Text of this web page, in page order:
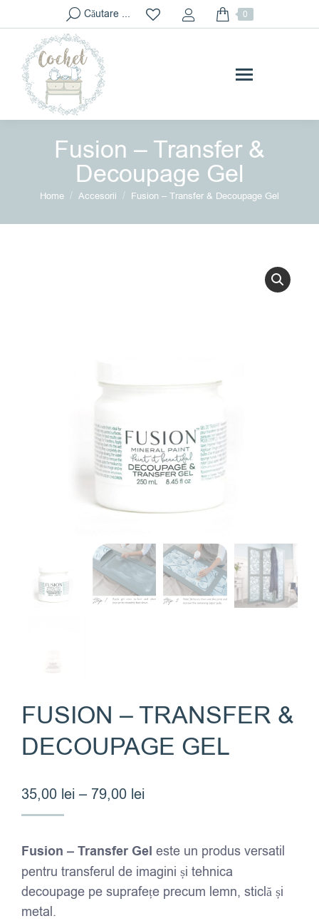
Search:Căutare ... 0
Fusion – Transfer &
Decoupage Gel
You are here:
Home Accesorii Fusion – Transfer & Decoupage Gel
FUSION – TRANSFER &
DECOUPAGE GEL
35,00 lei – 79,00 lei
35,00 lei
până
la
Fusion – Transfer Gel este un produs versatil
pentru transferul de imagini și tehnica
decoupage pe suprafețe precum lemn, sticlă și
metal.